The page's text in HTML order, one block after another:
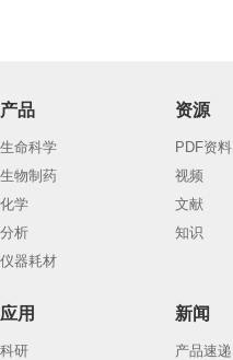
产品
生命科学
生物制药
化学
分析
仪器耗材
资源
PDF资料
视频
文献
知识
应用
科研
新闻
产品速递